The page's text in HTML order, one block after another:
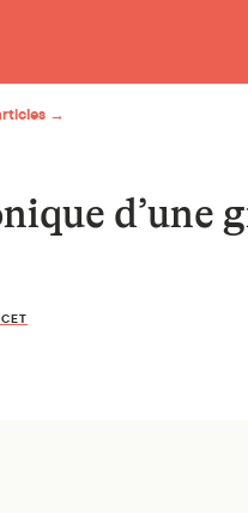
→
d’une